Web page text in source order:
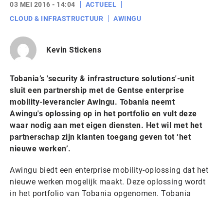
03 MEI 2016 - 14:04
ACTUEEL
CLOUD & INFRASTRUCTUUR
AWINGU
Kevin Stickens
Tobania’s 'security & infrastructure solutions'-unit
sluit een partnership met de Gentse enterprise
mobility-leverancier Awingu. Tobania neemt
Awingu's oplossing op in het portfolio en vult deze
waar nodig aan met eigen diensten. Het wil met het
partnerschap zijn klanten toegang geven tot ‘het
nieuwe werken’.
Awingu biedt een enterprise mobility-oplossing dat het
nieuwe werken mogelijk maakt. Deze oplossing wordt
in het portfolio van Tobania opgenomen. Tobania